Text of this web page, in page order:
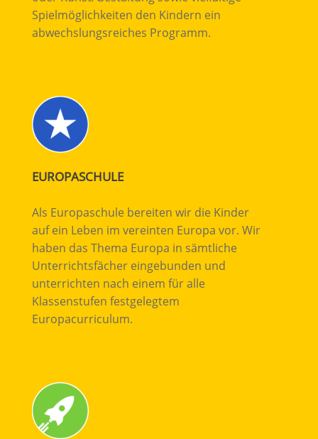
Spielmöglichkeiten den Kindern ein
abwechslungsreiches Programm.
EUROPASCHULE
Als Europaschule bereiten wir die Kinder
auf ein Leben im vereinten Europa vor. Wir
haben das Thema Europa in sämtliche
Unterrichtsfächer eingebunden und
unterrichten nach einem für alle
Klassenstufen festgelegtem
Europacurriculum.